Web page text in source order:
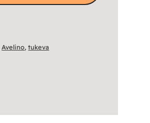
Avelino,tukeva